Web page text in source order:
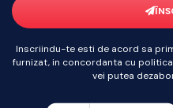
Inscriindu-te esti de acord sa
furnizat, in concordanta cu
vei putea